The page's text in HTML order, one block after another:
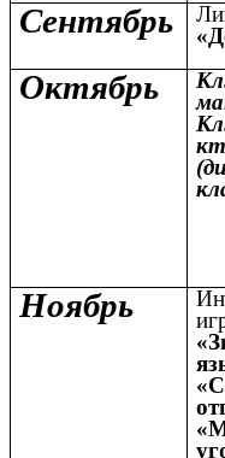
Сентябрь
Октябрь
Ноябрь